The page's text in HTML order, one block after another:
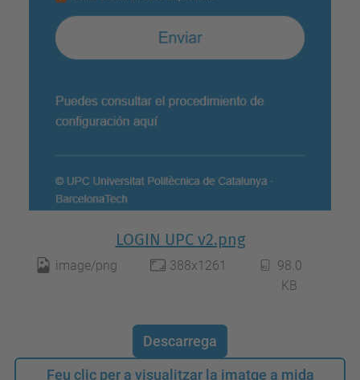
LOGIN UPC v2.png
image/png 388x1261
98.0
KB
Descarrega
Feu clic per a visualitzar la imatge a mida